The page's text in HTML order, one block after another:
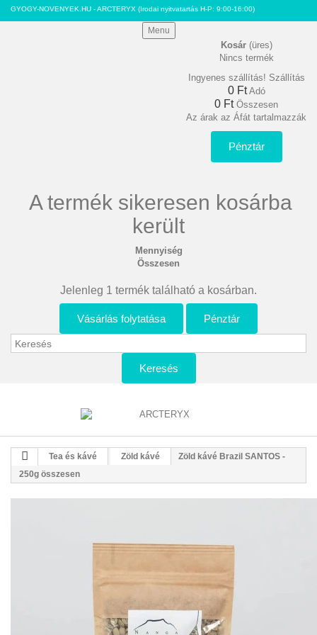
GYOGY-NOVENYEK.HU - ARCTERYX (Irodai nyitvatartás H-P: 9:00-16:00)
Menu
Kosár (üres)
Nincs termék
Ingyenes szállítás! Szállítás
0 Ft‎ Adó
0 Ft‎ Összesen
Az árak az Áfát tartalmazzák
Pénztár
A termék sikeresen kosárba
került
Mennyiség
Összesen
Jelenleg 1 termék található a kosárban.
Vásárlás folytatása Pénztár
Keresés
Tea és kávé Zöld kávé
Zöld kávé Brazil SANTOS -
250g összesen